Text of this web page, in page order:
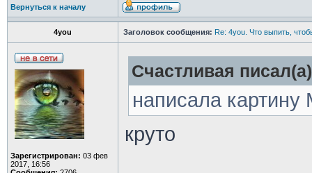
Вернуться к началу
4you Заголовок сообщения: Re: 4you. Что выпить,
Зарегистрирован: 03 фев
2017, 16:56
Счастливая
написала картину
круто